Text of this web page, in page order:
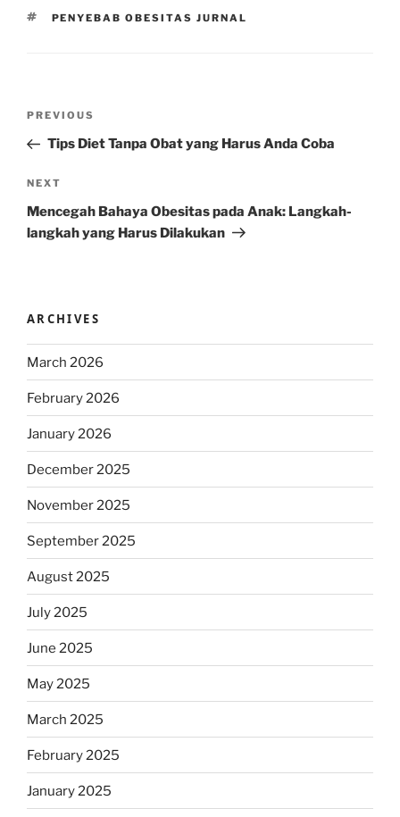
TAGS
PENYEBAB OBESITAS JURNAL
Previous
Post
PREVIOUS
Tips Diet Tanpa Obat yang Harus Anda Coba
Next
Post
NEXT
Mencegah Bahaya Obesitas pada Anak: Langkah-
langkah yang Harus Dilakukan
ARCHIVES
March 2026
February 2026
January 2026
December 2025
November 2025
September 2025
August 2025
July 2025
June 2025
May 2025
March 2025
February 2025
January 2025